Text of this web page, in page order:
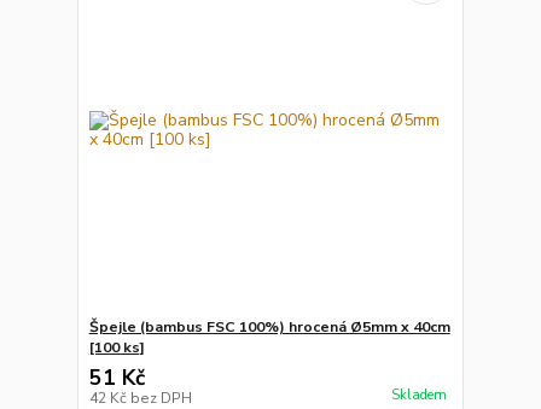
Špejle (bambus FSC 100%) hrocená Ø5mm x 40cm
[100 ks]
51 Kč
42 Kč bez DPH Skladem